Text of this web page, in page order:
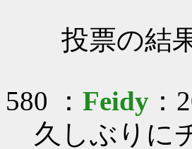
投票の結
580 ： Feidy
久しぶりに